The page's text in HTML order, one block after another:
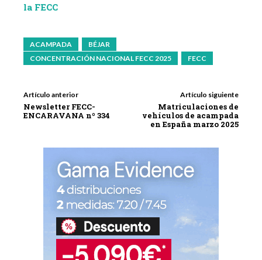
la FECC
ACAMPADA
BÉJAR
CONCENTRACIÓN NACIONAL FECC 2025
FECC
Artículo anterior
Newsletter FECC-
ENCARAVANA nº 334
Artículo siguiente
Matriculaciones de
vehículos de acampada
en España marzo 2025